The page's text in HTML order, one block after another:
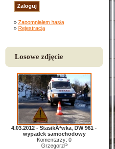
» Zapomniałem hasła
» Rejestracja
Losowe zdjęcie
4.03.2012 - StasikÃ³wka, DW 961 -
wypadek samochodowy
Komentarzy: 0
GrzegorzP